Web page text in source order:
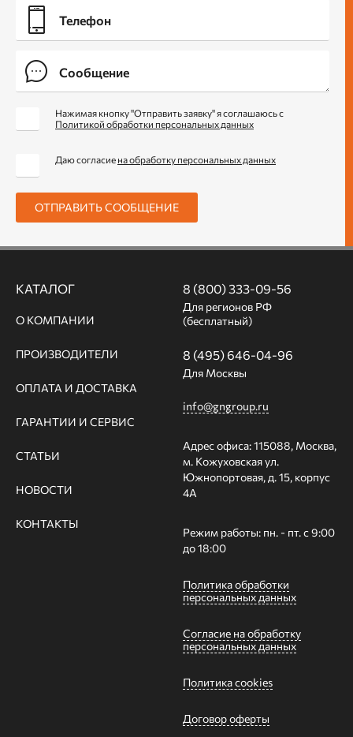
Нажимая кнопку "Отправить заявку" я соглашаюсь с
Политикой обработки персональных данных
Даю согласие на обработку персональных данных
ОТПРАВИТЬ СООБЩЕНИЕ
КАТАЛОГ
О КОМПАНИИ
ПРОИЗВОДИТЕЛИ
ОПЛАТА И ДОСТАВКА
ГАРАНТИИ И СЕРВИС
СТАТЬИ
НОВОСТИ
КОНТАКТЫ
8 (800) 333-09-56
Для регионов РФ
(бесплатный)
8 (495) 646-04-96
Для Москвы
info@gngroup.ru
Адрес офиса: 115088, Москва,
м. Кожуховская ул.
Южнопортовая, д. 15, корпус
4А
Режим работы: пн. - пт. с 9:00
до 18:00
Политика обработки
персональных данных
Согласие на обработку
персональных данных
Политика cookies
Договор оферты